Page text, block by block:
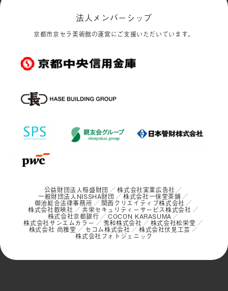
法人メンバーシップ
京都市京セラ美術館の運営にご支援いただいています。
公益財団法人稲盛財団 株式会社実業広告社
一般財団法人NISSHA財団 株式会社一保堂茶舗
御池総合法律事務所 関西クリエイティブ株式会社
株式会社教映社 共栄セキュリティーサービス株式会社
株式会社京都銀行 COCON KARASUMA
株式会社サンエムカラー 秀和株式会社 株式会社松栄堂
株式会社 尚雅堂 セコム株式会社 株式会社伏見工芸
株式会社フォトジェニック